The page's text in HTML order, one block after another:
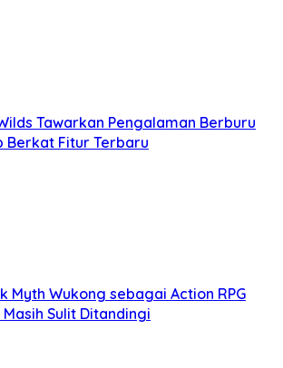
Tawarkan Pengalaman Berburu
Berkat Fitur Terbaru
Myth Wukong sebagai Action RPG
Sulit Ditandingi